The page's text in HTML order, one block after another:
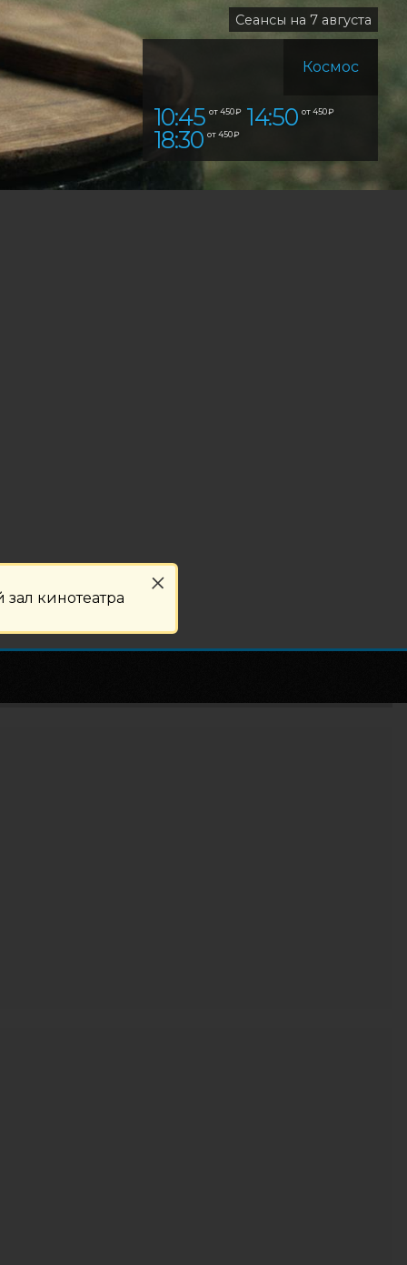
Сеансы на 7 августа
Космос
10:45 от 450 ₽ 14:50 от 450 ₽
18:30 от 450 ₽
кинотеатра